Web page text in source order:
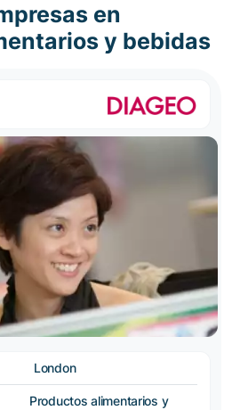
en
y bebidas
London
Productos alimentarios y